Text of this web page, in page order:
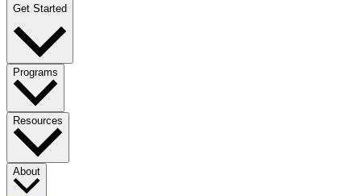
Get Started​​​​‌ ‍ ​‍​‍‌‍ ‌ ​‍‌‍‍‌‌‍‌ ‌‍‍‌‌‍ ‍​‍​‍​ ‍‍​‍​‍‌ ​ ‌‍​‌‌‍ ‍‌‍‍‌‌ ‌​‌ ‍‌​‍ ‍‌‍‍‌‌‍ ​‍​‍​‍ ​​‍​‍‌‍‍​‌ ​‍‌‍‌‌‌‍‌‍​‍​‍​ ‍‍​‍​‍‌‍‍​‌ ‌​‌ ‌​‌ ​​​ ‍‍​‍ ​‍ ‌‍ ​‌‍ ‌‍​ ‌‍​‌‌‍ ​‌‍‍​‌‍ ‌ ​ ‌ ‌​​ ‍‍​ ​ ​ ​ ​ ​ ​ ​ ​‍ ‌‍‍‌‌‍ ‍‌ ‌​‌‍‌‌‌‍ ‍‌ ‌​​‍ ‌‍‌‌‌‍‌​‌‍‍‌‌ ‌​​‍ ‌‍ ‌‌‍ ‌‍‌​‌‍‌‌​ ‌‌ ​​‌ ​‍‌‍‌‌‌ ​ ‌‍‌‌‌‍ ‍‌ ‌​‌‍​‌‌ ‌​‌‍‍‌‌‍ ‌‍ ‍​ ‍ ‌‍‍‌‌‍‌​​ ‌‌ ​ ‌‍‍‌‌ ‌​‌‍‌‌‌​‍​‌‍‌‌‌‍​‌‌‍‌​‌‍‌‌‌ ​‍​ ‍ ‌ ‌​‌ ‍‌‌ ​​‌‍‌‌​ ‌‌‍‍​‌‍‌‌‌‍​‌‌‍‌​‌‍‌‌‌ ​‍​ ‍ ‌ ​​‌‍​‌‌ ‌​‌‍‍​​ ‌‌‍‌ ‌‍‌‌‌ ‌​‌‌​ ‌ ‌​‌‍​‌‌ ​‍‌ ‌​‌‍‌‌‌‍‌​‌​ ‌‌‍‌‌‌‍ ‍‌ ‌‌​‍ ‍‌‍​‍‌ ‌​‌‍ ‍‌‌‌​‌‍‌‌‌ ‍​‌ ‌​​ ‌‍​‍‌‍​‌‌ ​ ‌‍‌‌‌‌‌‌‌ ​‍‌‍ ​​ ‌‌‍‍​‌ ‌​‌ ‌​‌ ​​​‍‌‌​ ​ ‌​​‌​‍‌‌​ ​‍‌​‌‍​‍‌‌​ ​‍‌​‌‍‌‍ ​‌‍ ‌‍​ ‌‍​‌‌‍ ​‌‍‍​‌‍ ‌ ​ ‌ ‌​​‍‌‌​ ​ ‌​​‌​ ​ ​ ​ ​ ​ ​ ​ ​‍‌‍‌‍‍‌‌‍‌​​ ‌‌ ​ ‌‍‍‌‌ ‌​‌‍‌‌‌​‍​‌‍‌‌‌‍​‌‌‍‌​‌‍‌‌‌ ​‍​‍‌‍‌ ‌​‌ ‍‌‌ ​​‌‍‌‌​ ‌‌‍‍​‌‍‌‌‌‍​‌‌‍‌​‌‍‌‌‌ ​‍​‍‌‍‌ ​​‌‍​‌‌ ‌​‌‍‍​​ ‌‌‍‌ ‌‍‌‌‌ ‌​‌‌​ ‌ ‌​‌‍​‌‌ ​‍‌ ‌​‌‍‌‌‌‍‌​‌​ ‌‌‍‌‌‌‍ ‍‌ ‌‌​‍ ‍‌‍​‍‌ ‌​‌‍ ‍‌‌‌​‌‍‌‌‌ ‍​‌ ‌​​‍‌‍‌ ​​‌‍‌‌‌ ​‍‌ ​ ‌ ​​‌‍‌‌‌‍​ ‌ ‌​‌‍‍‌‌ ‌‍‌‍‌‌​ ‌‌ ​​‌ ‌‌‌‍​‍‌‍ ​‌‍‍‌‌ ​ ‌‍‍​‌‍‌‌‌‍‌​​‍​‍‌ ‌
Programs​​​​‌ ‍ ​‍​‍‌‍ ‌ ​‍‌‍‍‌‌‍‌ ‌‍‍‌‌‍ ‍​‍​‍​ ‍‍​‍​‍‌ ​ ‌‍​‌‌‍ ‍‌‍‍‌‌ ‌​‌ ‍‌​‍ ‍‌‍‍‌‌‍ ​‍​‍​‍ ​​‍​‍‌‍‍​‌ ​‍‌‍‌‌‌‍‌‍​‍​‍​ ‍‍​‍​‍‌‍‍​‌ ‌​‌ ‌​‌ ​​​ ‍‍​‍ ​‍ ‌‍ ​‌‍ ‌‍​ ‌‍​‌‌‍ ​‌‍‍​‌‍ ‌ ​ ‌ ‌​​ ‍‍​ ​ ​ ​ ​ ​ ​ ​ ​‍ ‌‍‍‌‌‍ ‍‌ ‌​‌‍‌‌‌‍ ‍‌ ‌​​‍ ‌‍‌‌‌‍‌​‌‍‍‌‌ ‌​​‍ ‌‍ ‌‌‍ ‌‍‌​‌‍‌‌​ ‌‌ ​​‌ ​‍‌‍‌‌‌ ​ ‌‍‌‌‌‍ ‍‌ ‌​‌‍​‌‌ ‌​‌‍‍‌‌‍ ‌‍ ‍​ ‍ ‌‍‍‌‌‍‌​​ ‌‌ ​ ‌‍‍‌‌ ‌​‌‍‌‌‌​‍​‌‍‌‌‌‍​‌‌‍‌​‌‍‌‌‌ ​‍​ ‍ ‌ ‌​‌ ‍‌‌ ​​‌‍‌‌​ ‌‌‍‍​‌‍‌‌‌‍​‌‌‍‌​‌‍‌‌‌ ​‍​ ‍ ‌ ​​‌‍​‌‌ ‌​‌‍‍​​ ‌‌‍ ​‌‍‌‌‌‍‌‍‌ ‌​‌​ ‌‌‍‌‌‌‍ ‍‌ ‌‌‌ ​ ​‍‌‌​ ‌‌‌​​‍‌‌ ‌‍‍ ‌‍‌‌‌ ‍‌​‍‌‌​ ​ ‌​‌​​‍‌‌​ ​ ‌​‌​​‍‌‌​ ​‍​ ​‍​ ​ ‌‍‌​​ ‌​​ ​‌‌‍‌‌​ ‌​​ ​​​ ‌​‌‍‌‌‌‍‌​​ ​​​ ​​​‍‌‌​ ​‍​ ​‍​‍‌‌​ ‌‌‌​‌​​‍ ‍‌ ‌​‌‍‌‌‌ ‍​‌ ‌​​ ‌‍​‍‌‍​‌‌ ​ ‌‍‌‌‌‌‌‌‌ ​‍‌‍ ​​ ‌‌‍‍​‌ ‌​‌ ‌​‌ ​​​‍‌‌​ ​ ‌​​‌​‍‌‌​ ​‍‌​‌‍​‍‌‌​ ​‍‌​‌‍‌‍ ​‌‍ ‌‍​ ‌‍​‌‌‍ ​‌‍‍​‌‍ ‌ ​ ‌ ‌​​‍‌‌​ ​ ‌​​‌​ ​ ​ ​ ​ ​ ​ ​ ​‍‌‍‌‍‍‌‌‍‌​​ ‌‌ ​ ‌‍‍‌‌ ‌​‌‍‌‌‌​‍​‌‍‌‌‌‍​‌‌‍‌​‌‍‌‌‌ ​‍​‍‌‍‌ ‌​‌ ‍‌‌ ​​‌‍‌‌​ ‌‌‍‍​‌‍‌‌‌‍​‌‌‍‌​‌‍‌‌‌ ​‍​‍‌‍‌ ​​‌‍​‌‌ ‌​‌‍‍​​ ‌‌‍ ​‌‍‌‌‌‍‌‍‌ ‌​‌​ ‌‌‍‌‌‌‍ ‍‌ ‌‌‌ ​ ​‍‌‌​ ‌‌‌​​‍‌‌ ‌‍‍ ‌‍‌‌‌ ‍‌​‍‌‌​ ​ ‌​‌​​‍‌‌​ ​ ‌​‌​​‍‌‌​ ​‍​ ​‍​ ​ ‌‍‌​​ ‌​​ ​‌‌‍‌‌​ ‌​​ ​​​ ‌​‌‍‌‌‌‍‌​​ ​​​ ​​​‍‌‌​ ​‍​ ​‍​‍‌‌​ ‌‌‌​‌​​‍ ‍‌ ‌​‌‍‌‌‌ ‍​‌ ‌​​‍‌‍‌ ​​‌‍‌‌‌ ​‍‌ ​ ‌ ​​‌‍‌‌‌‍​ ‌ ‌​‌‍‍‌‌ ‌‍‌‍‌‌​ ‌‌ ​​‌ ‌‌‌‍​‍‌‍ ​‌‍‍‌‌ ​ ‌‍‍​‌‍‌‌‌‍‌​​‍​‍‌ ‌
Resources​​​​‌ ‍ ​‍​‍‌‍ ‌ ​‍‌‍‍‌‌‍‌ ‌‍‍‌‌‍ ‍​‍​‍​ ‍‍​‍​‍‌ ​ ‌‍​‌‌‍ ‍‌‍‍‌‌ ‌​‌ ‍‌​‍ ‍‌‍‍‌‌‍ ​‍​‍​‍ ​​‍​‍‌‍‍​‌ ​‍‌‍‌‌‌‍‌‍​‍​‍​ ‍‍​‍​‍‌‍‍​‌ ‌​‌ ‌​‌ ​​​ ‍‍​‍ ​‍ ‌‍ ​‌‍ ‌‍​ ‌‍​‌‌‍ ​‌‍‍​‌‍ ‌ ​ ‌ ‌​​ ‍‍​ ​ ​ ​ ​ ​ ​ ​ ​‍ ‌‍‍‌‌‍ ‍‌ ‌​‌‍‌‌‌‍ ‍‌ ‌​​‍ ‌‍‌‌‌‍‌​‌‍‍‌‌ ‌​​‍ ‌‍ ‌‌‍ ‌‍‌​‌‍‌‌​ ‌‌ ​​‌ ​‍‌‍‌‌‌ ​ ‌‍‌‌‌‍ ‍‌ ‌​‌‍​‌‌ ‌​‌‍‍‌‌‍ ‌‍ ‍​ ‍ ‌‍‍‌‌‍‌​​ ‌‌ ​ ‌‍‍‌‌ ‌​‌‍‌‌‌​‍​‌‍‌‌‌‍​‌‌‍‌​‌‍‌‌‌ ​‍​ ‍ ‌ ‌​‌ ‍‌‌ ​​‌‍‌‌​ ‌‌‍‍​‌‍‌‌‌‍​‌‌‍‌​‌‍‌‌‌ ​‍​ ‍ ‌ ​​‌‍​‌‌ ‌​‌‍‍​​ ‌‌‍ ​‌‍‌‌‌‍‌‍‌ ‌​‌​ ‌‌‍‌‌‌‍ ‍‌ ‌‌‌ ​ ​‍‌‌​ ‌‌‌​​‍‌‌ ‌‍‍ ‌‍‌‌‌ ‍‌​‍‌‌​ ​ ‌​‌​​‍‌‌​ ​ ‌​‌​​‍‌‌​ ​‍​ ​‍‌‍‌‍‌‍‌‍​ ‌​​ ‌‌‌‍‌‌​ ​ ‌‍‌‌‌‍​‌‌‍​ ​ ‍‌‌‍​ ​ ‍‌​‍‌‌​ ​‍​ ​‍​‍‌‌​ ‌‌‌​‌​​‍ ‍‌ ‌​‌‍‌‌‌ ‍​‌ ‌​​ ‌‍​‍‌‍​‌‌ ​ ‌‍‌‌‌‌‌‌‌ ​‍‌‍ ​​ ‌‌‍‍​‌ ‌​‌ ‌​‌ ​​​‍‌‌​ ​ ‌​​‌​‍‌‌​ ​‍‌​‌‍​‍‌‌​ ​‍‌​‌‍‌‍ ​‌‍ ‌‍​ ‌‍​‌‌‍ ​‌‍‍​‌‍ ‌ ​ ‌ ‌​​‍‌‌​ ​ ‌​​‌​ ​ ​ ​ ​ ​ ​ ​ ​‍‌‍‌‍‍‌‌‍‌​​ ‌‌ ​ ‌‍‍‌‌ ‌​‌‍‌‌‌​‍​‌‍‌‌‌‍​‌‌‍‌​‌‍‌‌‌ ​‍​‍‌‍‌ ‌​‌ ‍‌‌ ​​‌‍‌‌​ ‌‌‍‍​‌‍‌‌‌‍​‌‌‍‌​‌‍‌‌‌ ​‍​‍‌‍‌ ​​‌‍​‌‌ ‌​‌‍‍​​ ‌‌‍ ​‌‍‌‌‌‍‌‍‌ ‌​‌​ ‌‌‍‌‌‌‍ ‍‌ ‌‌‌ ​ ​‍‌‌​ ‌‌‌​​‍‌‌ ‌‍‍ ‌‍‌‌‌ ‍‌​‍‌‌​ ​ ‌​‌​​‍‌‌​ ​ ‌​‌​​‍‌‌​ ​‍​ ​‍‌‍‌‍‌‍‌‍​ ‌​​ ‌‌‌‍‌‌​ ​ ‌‍‌‌‌‍​‌‌‍​ ​ ‍‌‌‍​ ​ ‍‌​‍‌‌​ ​‍​ ​‍​‍‌‌​ ‌‌‌​‌​​‍ ‍‌ ‌​‌‍‌‌‌ ‍​‌ ‌​​‍‌‍‌ ​​‌‍‌‌‌ ​‍‌ ​ ‌ ​​‌‍‌‌‌‍​ ‌ ‌​‌‍‍‌‌ ‌‍‌‍‌‌​ ‌‌ ​​‌ ‌‌‌‍​‍‌‍ ​‌‍‍‌‌ ​ ‌‍‍​‌‍‌‌‌‍‌​​‍​‍‌ ‌
About​​​​‌ ‍ ​‍​‍‌‍ ‌ ​‍‌‍‍‌‌‍‌ ‌‍‍‌‌‍ ‍​‍​‍​ ‍‍​‍​‍‌ ​ ‌‍​‌‌‍ ‍‌‍‍‌‌ ‌​‌ ‍‌​‍ ‍‌‍‍‌‌‍ ​‍​‍​‍ ​​‍​‍‌‍‍​‌ ​‍‌‍‌‌‌‍‌‍​‍​‍​ ‍‍​‍​‍‌‍‍​‌ ‌​‌ ‌​‌ ​​​ ‍‍​‍ ​‍ ‌‍ ​‌‍ ‌‍​ ‌‍​‌‌‍ ​‌‍‍​‌‍ ‌ ​ ‌ ‌​​ ‍‍​ ​ ​ ​ ​ ​ ​ ​ ​‍ ‌‍‍‌‌‍ ‍‌ ‌​‌‍‌‌‌‍ ‍‌ ‌​​‍ ‌‍‌‌‌‍‌​‌‍‍‌‌ ‌​​‍ ‌‍ ‌‌‍ ‌‍‌​‌‍‌‌​ ‌‌ ​​‌ ​‍‌‍‌‌‌ ​ ‌‍‌‌‌‍ ‍‌ ‌​‌‍​‌‌ ‌​‌‍‍‌‌‍ ‌‍ ‍​ ‍ ‌‍‍‌‌‍‌​​ ‌‌ ​ ‌‍‍‌‌ ‌​‌‍‌‌‌​‍​‌‍‌‌‌‍​‌‌‍‌​‌‍‌‌‌ ​‍​ ‍ ‌ ‌​‌ ‍‌‌ ​​‌‍‌‌​ ‌‌‍‍​‌‍‌‌‌‍​‌‌‍‌​‌‍‌‌‌ ​‍​ ‍ ‌ ​​‌‍​‌‌ ‌​‌‍‍​​ ‌‌ ​‍‌‍‍‌‌‍‌ ‌‍‍​‌ ‌​‌​ ‌‌‍‌‌‌‍ ‍‌ ‌‌‌ ​ ​‍‌‌​ ‌‌‌​​‍‌‌ ‌‍‍ ‌‍‌‌‌ ‍‌​‍‌‌​ ​ ‌​‌​​‍‌‌​ ​ ‌​‌​​‍‌‌​ ​‍​ ​‍​ ​‌​ ‌​​ ​ ‌‍​ ​ ‌‍‌‍​ ​ ‌ ​ ‌ ‌‍​‌‌‍‌‍​ ‌‍‌‍‌​​‍‌‌​ ​‍​ ​‍​‍‌‌​ ‌‌‌​‌​​‍ ‍‌ ‌​‌‍‌‌‌ ‍​‌ ‌​​ ‌‍​‍‌‍​‌‌ ​ ‌‍‌‌‌‌‌‌‌ ​‍‌‍ ​​ ‌‌‍‍​‌ ‌​‌ ‌​‌ ​​​‍‌‌​ ​ ‌​​‌​‍‌‌​ ​‍‌​‌‍​‍‌‌​ ​‍‌​‌‍‌‍ ​‌‍ ‌‍​ ‌‍​‌‌‍ ​‌‍‍​‌‍ ‌ ​ ‌ ‌​​‍‌‌​ ​ ‌​​‌​ ​ ​ ​ ​ ​ ​ ​ ​‍‌‍‌‍‍‌‌‍‌​​ ‌‌ ​ ‌‍‍‌‌ ‌​‌‍‌‌‌​‍​‌‍‌‌‌‍​‌‌‍‌​‌‍‌‌‌ ​‍​‍‌‍‌ ‌​‌ ‍‌‌ ​​‌‍‌‌​ ‌‌‍‍​‌‍‌‌‌‍​‌‌‍‌​‌‍‌‌‌ ​‍​‍‌‍‌ ​​‌‍​‌‌ ‌​‌‍‍​​ ‌‌ ​‍‌‍‍‌‌‍‌ ‌‍‍​‌ ‌​‌​ ‌‌‍‌‌‌‍ ‍‌ ‌‌‌ ​ ​‍‌‌​ ‌‌‌​​‍‌‌ ‌‍‍ ‌‍‌‌‌ ‍‌​‍‌‌​ ​ ‌​‌​​‍‌‌​ ​ ‌​‌​​‍‌‌​ ​‍​ ​‍​ ​‌​ ‌​​ ​ ‌‍​ ​ ‌‍‌‍​ ​ ‌ ​ ‌ ‌‍​‌‌‍‌‍​ ‌‍‌‍‌​​‍‌‌​ ​‍​ ​‍​‍‌‌​ ‌‌‌​‌​​‍ ‍‌ ‌​‌‍‌‌‌ ‍​‌ ‌​​‍‌‍‌ ​​‌‍‌‌‌ ​‍‌ ​ ‌ ​​‌‍‌‌‌‍​ ‌ ‌​‌‍‍‌‌ ‌‍‌‍‌‌​ ‌‌ ​​‌ ‌‌‌‍​‍‌‍ ​‌‍‍‌‌ ​ ‌‍‍​‌‍‌‌‌‍‌​​‍​‍‌ ‌